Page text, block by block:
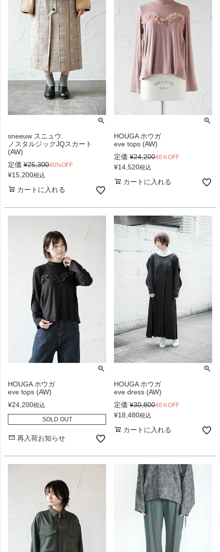
sneeuw スニュウ
ノスタルジックJQスカート
(AW)
定価 ¥25,30040%OFF
¥15,200税込
カートに入れる
HOUGA ホウガ
eve tops (AW)
定価 ¥24,20040％OFF
¥14,520税込
カートに入れる
HOUGA ホウガ
eve tops (AW)
¥24,200税込
SOLD OUT
再入荷お知らせ
HOUGA ホウガ
eve dress (AW)
定価 ¥30,80040％OFF
¥18,480税込
カートに入れる